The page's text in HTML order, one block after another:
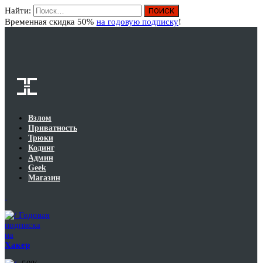
Найти:
Временная скидка 50% на годовую подписку!
Взлом
Приватность
Трюки
Кодинг
Админ
Geek
Магазин
Годовая
подписка
на
Хакер